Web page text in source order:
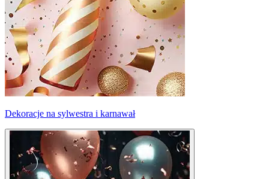
Dekoracje na sylwestra i karnawał